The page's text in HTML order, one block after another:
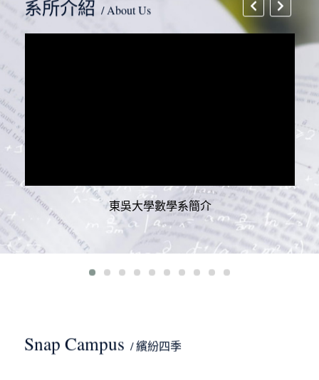
系所介紹 / About Us
東吳大學數學系簡介
Snap Campus / 繽紛四季